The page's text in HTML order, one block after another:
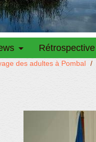
Rétrospective
des adultes à Pombal /